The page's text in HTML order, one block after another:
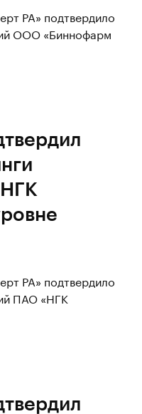
РА» подтвердило
ООО «Биннофарм
РА» подтвердило
ПАО «НГК